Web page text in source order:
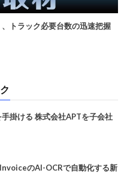
トラック必要台数の迅速把握
掛ける 株式会社APTを子会社
のAI-OCRで自動化する新